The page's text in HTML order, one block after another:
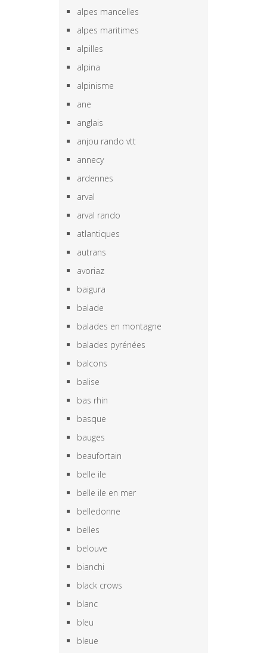
alpes mancelles
alpes maritimes
alpilles
alpina
alpinisme
ane
anglais
anjou rando vtt
annecy
ardennes
arval
arval rando
atlantiques
autrans
avoriaz
baigura
balade
balades en montagne
balades pyrénées
balcons
balise
bas rhin
basque
bauges
beaufortain
belle ile
belle ile en mer
belledonne
belles
belouve
bianchi
black crows
blanc
bleu
bleue